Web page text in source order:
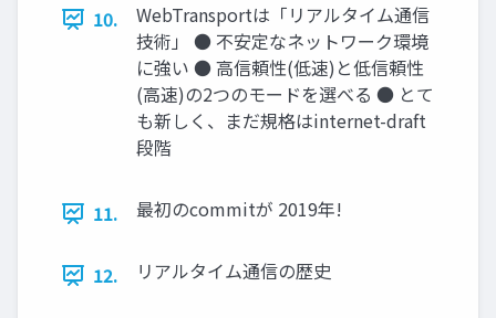
10.
WebTransportは「リアルタイム通信
技術」 ● 不安定なネットワーク環境
に強い ● 高信頼性(低速)と低信頼性
(高速)の2つのモードを選べる ● とて
も新しく、まだ規格はinternet-draft
段階
11. 最初のcommitが 2019年!
12. リアルタイム通信の歴史